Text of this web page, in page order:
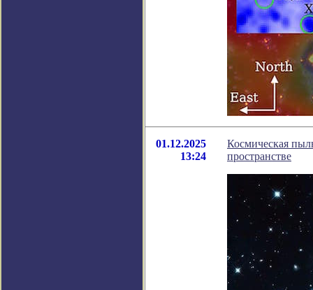
01.12.2025
13:24
Космическая
пространстве